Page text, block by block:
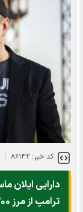
کد خبر: ۸۶۱۴۲
دارایی ایلان
ترامپ از مرز ۳۰۰ میلیارد دلار گذشت.